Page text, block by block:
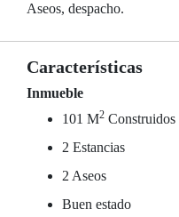
Aseos, despacho.
Características
Inmueble
101 M2 Construidos
2 Estancias
2 Aseos
Buen estado